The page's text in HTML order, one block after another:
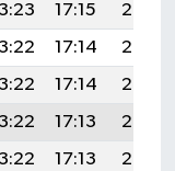
17:15
20:29
17:14
20:28
17:14
20:27
17:13
20:25
17:13
20:24